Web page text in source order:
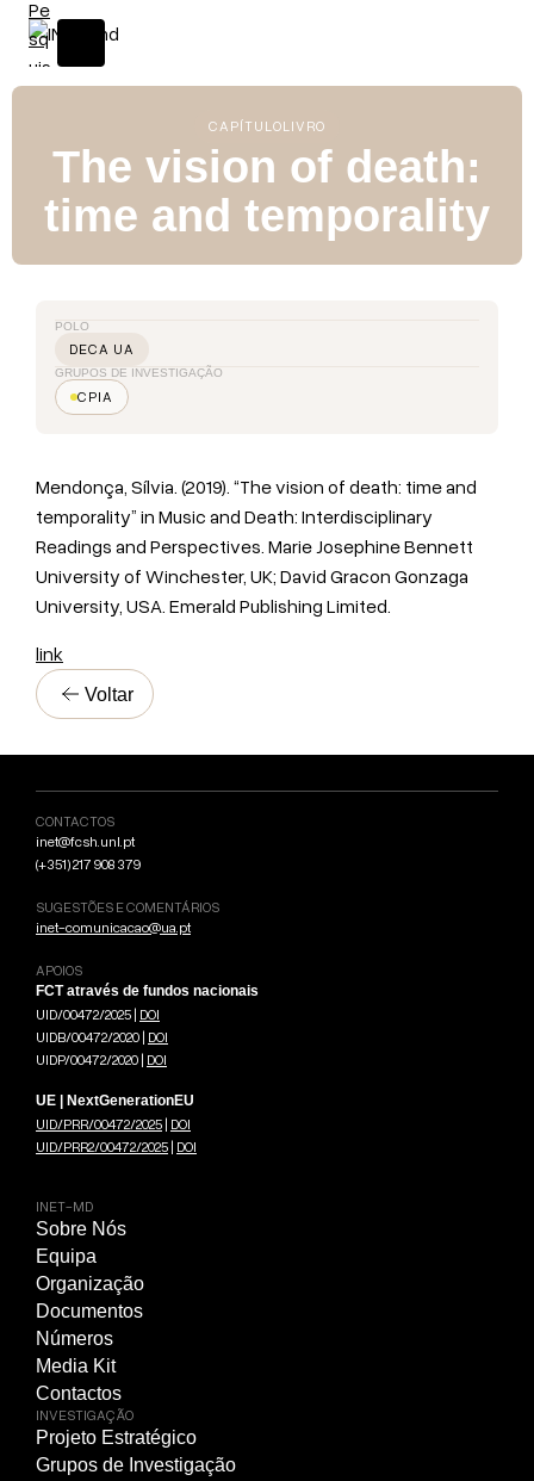
CAPÍTULOLIVRO
The vision of death:
time and temporality
POLO
DECA UA
GRUPOS DE INVESTIGAÇÃO
CPIA
Mendonça, Sílvia. (2019). “The vision of death: time and
temporality” in Music and Death: Interdisciplinary
Readings and Perspectives. Marie Josephine Bennett
University of Winchester, UK; David Gracon Gonzaga
University, USA. Emerald Publishing Limited.
link
Voltar
CONTACTOS
inet@fcsh.unl.pt
(+351) 217 908 379
SUGESTÕES E COMENTÁRIOS
inet-comunicacao@ua.pt
APOIOS
FCT através de fundos nacionais
UID/00472/2025 | DOI
UIDB/00472/2020 | DOI
UIDP/00472/2020 | DOI
UE | NextGenerationEU
UID/PRR/00472/2025 | DOI
UID/PRR2/00472/2025 | DOI
INET-MD
Sobre Nós
Equipa
Organização
Documentos
Números
Media Kit
Contactos
INVESTIGAÇÃO
Projeto Estratégico
Grupos de Investigação